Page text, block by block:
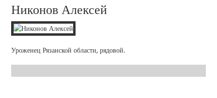
Никонов Алексей
Уроженец Рязанской области, рядовой.